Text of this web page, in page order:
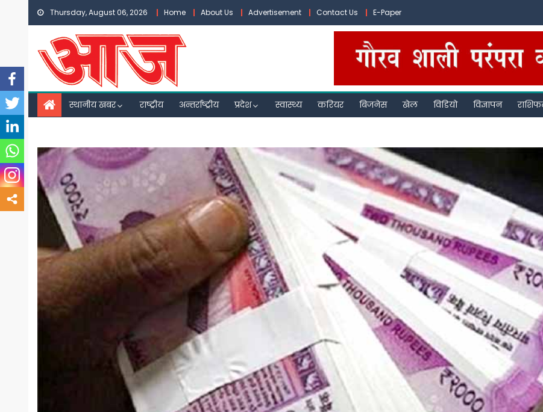
Skip
content
Thursday, August 06, 2026 Home About Us Advertisement Contact Us E-Paper
स्थानीय खबर राष्ट्रीय अन्तर्राष्ट्रीय प्रदेश स्वास्थ्य करियर बिजनेस खेल विडियो विज्ञापन